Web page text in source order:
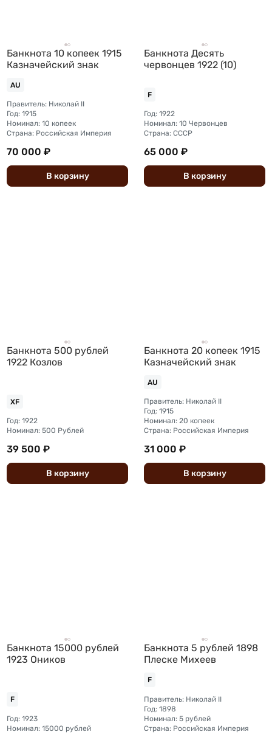
Банкнота 10 копеек 1915
Казначейский знак
AU
Правитель: Николай II
Год: 1915
Номинал: 10 копеек
Страна: Российская Империя
70 000 ₽
В корзину
Банкнота Десять
червонцев 1922 (10)
F
Год: 1922
Номинал: 10 Червонцев
Страна: СССР
65 000 ₽
В корзину
Банкнота 500 рублей
1922 Козлов
XF
Год: 1922
Номинал: 500 Рублей
39 500 ₽
В корзину
Банкнота 20 копеек 1915
Казначейский знак
AU
Правитель: Николай II
Год: 1915
Номинал: 20 копеек
Страна: Российская Империя
31 000 ₽
В корзину
Банкнота 15000 рублей
1923 Оников
F
Год: 1923
Номинал: 15000 рублей
Банкнота 5 рублей 1898
Плеске Михеев
F
Правитель: Николай II
Год: 1898
Номинал: 5 рублей
Страна: Российская Империя